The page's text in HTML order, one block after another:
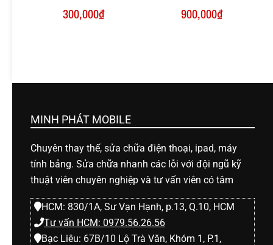
300,000₫
900,000₫
MINH PHÁT MOBILE
Chuyên thay thế, sửa chữa điện thoại, ipad, máy
tính bảng. Sửa chữa nhanh các lỗi với đội ngũ kỹ
thuật viên chuyên nghiệp và tư vấn viên có tâm
HCM: 830/1A, Sư Vạn Hạnh, p.13, Q.10, HCM
Tư vấn HCM: 0979.56.26.56
Bạc Liêu: 67B/10 Lộ Trà Văn, Khóm 1, P.1,